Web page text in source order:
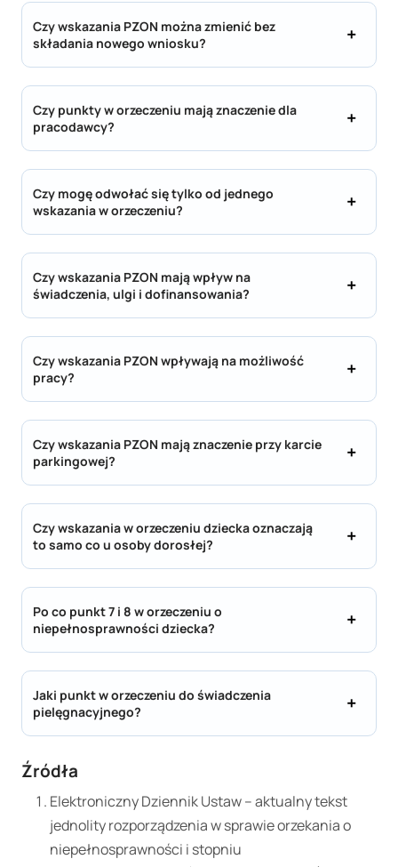
Czy wskazania PZON można zmienić bez
składania nowego wniosku?
Czy punkty w orzeczeniu mają znaczenie dla
pracodawcy?
Czy mogę odwołać się tylko od jednego
wskazania w orzeczeniu?
Czy wskazania PZON mają wpływ na
świadczenia, ulgi i dofinansowania?
Czy wskazania PZON wpływają na możliwość
pracy?
Czy wskazania PZON mają znaczenie przy karcie
parkingowej?
Czy wskazania w orzeczeniu dziecka oznaczają
to samo co u osoby dorosłej?
Po co punkt 7 i 8 w orzeczeniu o
niepełnosprawności dziecka?
Jaki punkt w orzeczeniu do świadczenia
pielęgnacyjnego?
Źródła
Elektroniczny Dziennik Ustaw – aktualny tekst
jednolity rozporządzenia w sprawie orzekania o
niepełnosprawności i stopniu